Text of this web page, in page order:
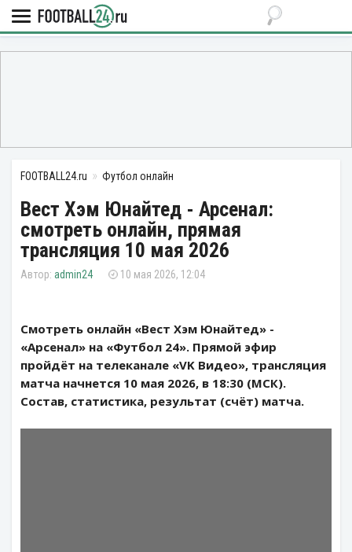
FOOTBALL24.ru Футбол онлайн
Вест Хэм Юнайтед - Арсенал:
смотреть онлайн, прямая
трансляция 10 мая 2026
admin24 10 мая 2026, 12:04
Смотреть онлайн «Вест Хэм Юнайтед» -
«Арсенал» на «Футбол 24». Прямой эфир
пройдёт на телеканале «VK Видео», трансляция
матча начнется 10 мая 2026, в 18:30 (МСК).
Состав, статистика, результат (счёт) матча.